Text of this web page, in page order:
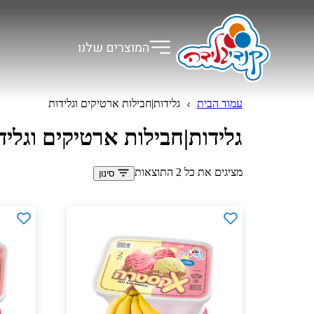
המוצרים שלנו
עמוד הבית גלידות|חבילות ארטיקים וגלידות
גלידות|חבילות ארטיקים
סינון מציגים את כל ⁦2⁩ התוצאות